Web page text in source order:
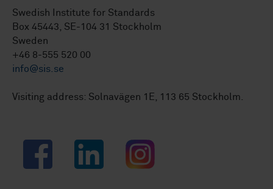
Swedish Institute for Standards
Box 45443, SE-104 31 Stockholm
Sweden
+46 8-555 520 00
info@sis.se
Visiting address: Solnavägen 1E, 113 65 Stockholm.
Facebook LinkedIn Instagram